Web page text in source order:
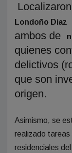
Londoño Diaz
ambos de
quienes
delictivos
que son
origen.
Asimismo, se
realizado tareas
residenciales del